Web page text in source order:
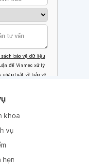
khoa
vụ
hẹn